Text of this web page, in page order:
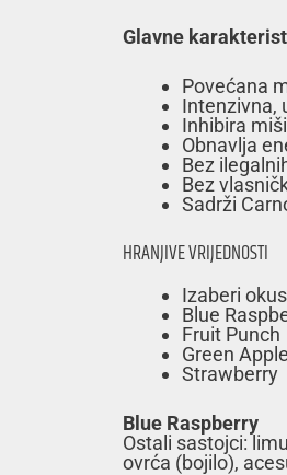
Glavne
Povećana
Intenzivna,
Inhibira
Obnavlja
Bez
Bez
Sadrži
HRANJIVE VRIJEDNOSTI
Izaberi okus
Blue
Fruit Punch
Green Apple
Strawberry
Blue Raspberry
Ostali sastojci:
ovrća (bojilo),